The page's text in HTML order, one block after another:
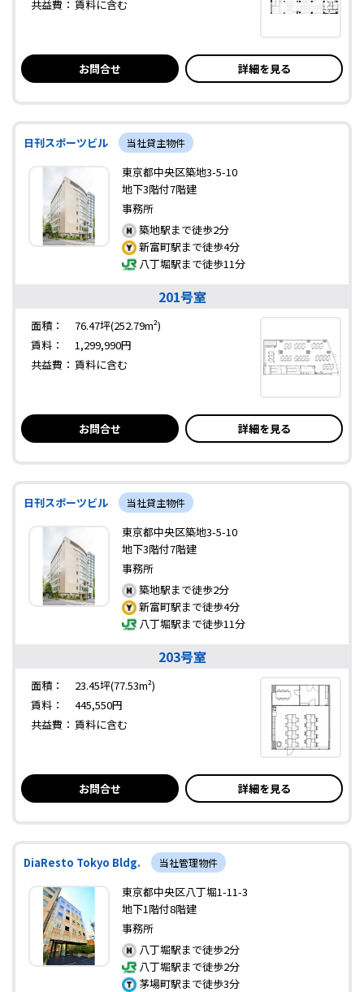
共益費： 賃料に含む
お問合せ 詳細を見る
日刊スポーツビル 当社貸主物件
東京都中央区築地3-5-10
地下3階付7階建
事務所
築地駅まで徒歩2分
新富町駅まで徒歩4分
八丁堀駅まで徒歩11分
201号室
面積：
76.47坪(252.79m²)
賃料：
1,299,990円
共益費： 賃料に含む
お問合せ 詳細を見る
日刊スポーツビル 当社貸主物件
東京都中央区築地3-5-10
地下3階付7階建
事務所
築地駅まで徒歩2分
新富町駅まで徒歩4分
八丁堀駅まで徒歩11分
203号室
面積：
23.45坪(77.53m²)
賃料：
445,550円
共益費： 賃料に含む
お問合せ 詳細を見る
DiaResto Tokyo Bldg. 当社管理物件
東京都中央区八丁堀1-11-3
地下1階付8階建
事務所
八丁堀駅まで徒歩2分
八丁堀駅まで徒歩2分
茅場町駅まで徒歩3分